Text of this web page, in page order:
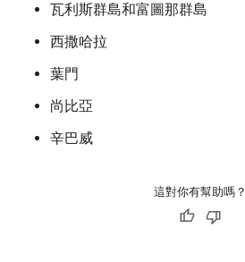
瓦利斯群島和富圖那群島
西撒哈拉
葉門
尚比亞
辛巴威
這對你有幫助嗎？